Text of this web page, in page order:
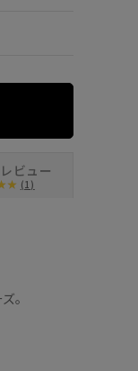
ビュー
(1)
。